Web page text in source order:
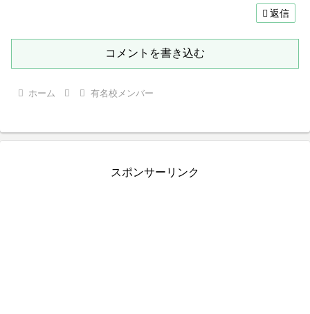
返信
コメントを書き込む
ホーム 有名校メンバー
スポンサーリンク